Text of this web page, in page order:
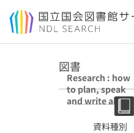
本文へ移動
図書
Research : how
to plan, speak
and write about
it : G.W. : pbk :
U.S. : pbk資料種別